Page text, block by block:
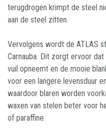
terugdrogen krimpt de steel
aan de steel zitten.
Vervolgens wordt de ATLAS
Carnauba. Dit zorgt ervoor
vuil opneemt en de mooie
voor een langere levensduur
waardoor blaren worden
waxen van stelen beter voor
of paraffine.